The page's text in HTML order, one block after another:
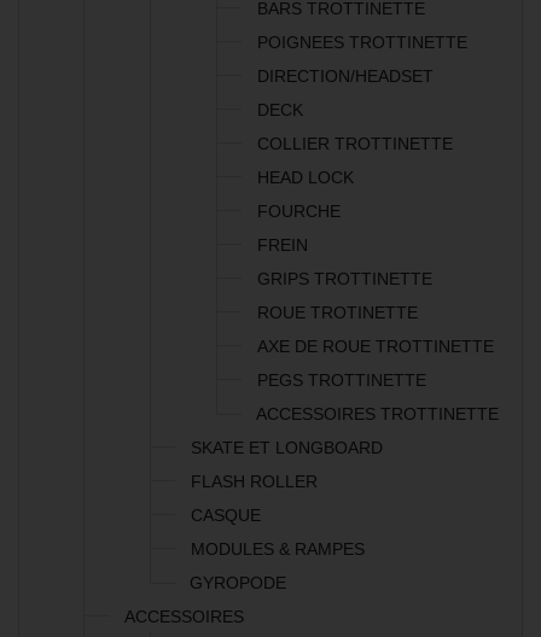
BARS TROTTINETTE
POIGNEES TROTTINETTE
DIRECTION/HEADSET
DECK
COLLIER TROTTINETTE
HEAD LOCK
FOURCHE
FREIN
GRIPS TROTTINETTE
ROUE TROTINETTE
AXE DE ROUE TROTTINETTE
PEGS TROTTINETTE
ACCESSOIRES TROTTINETTE
SKATE ET LONGBOARD
FLASH ROLLER
CASQUE
MODULES & RAMPES
GYROPODE
ACCESSOIRES